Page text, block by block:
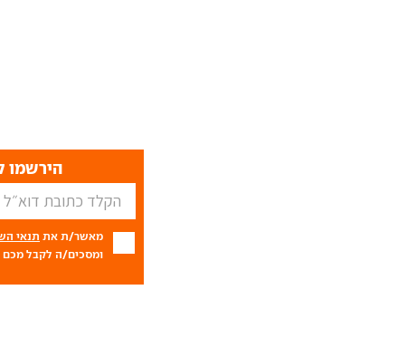
הירשמו
מאשר/ת את תנאי
ומסכים/ה לקבל מכם